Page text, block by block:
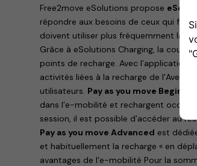
Free2move eSolutions propose
répondre aux besoins de ceux qui font
doivent utiliser plus fréquemment la
Grâce à eSolutions Charging, la
points de recharge. Avec l’application,
activités liées à la recharge de
utilisateurs. Pay as you move Beginner
dans l’e-mobilité et rechargent
session, il est possible d’accéder au
Pay as you move Advanced est
et habituellement la recharge « en
avantages de l’e-mobilité Pour la